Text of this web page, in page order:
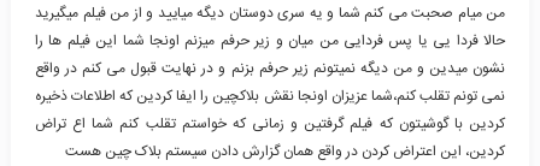
من میام صحبت می کنم شما و یه سری دوستان دیگه میایید و از من فیلم میگیرید
حالا فردا یی یا پس فردایی من میان و زیر حرفم میزنم اونجا شما این فیلم ها را
نشون میدین و من دیگه نمیتونم زیر حرفم بزنم و در نهایت قبول می کنم در واقع
نمی تونم تقلب کنم،شما عزیزان اونجا نقش بلاکچین را ایفا کردین که اطلاعات ذخیره
کردین با گوشیتون که فیلم گرفتین و زمانی که خواستم تقلب کنم شما اع تراض
کردین، این اعتراض کردن در واقع همان گزارش دادن سیستم بلاک چین هست